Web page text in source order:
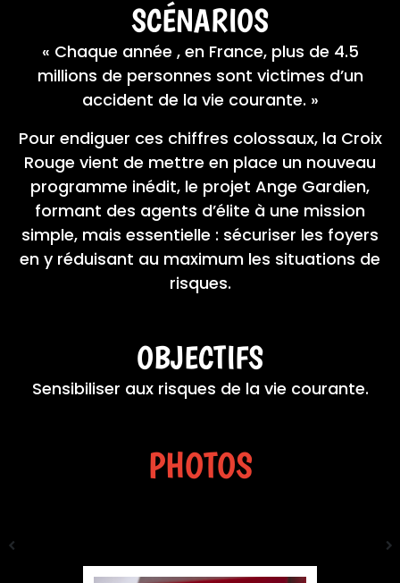
SCÉNARIOS
« Chaque année , en France, plus de 4.5
millions de personnes sont victimes d’un
accident de la vie courante. »
Pour endiguer ces chiffres colossaux, la Croix
Rouge vient de mettre en place un nouveau
programme inédit, le projet Ange Gardien,
formant des agents d’élite à une mission
simple, mais essentielle : sécuriser les foyers
en y réduisant au maximum les situations de
risques.
OBJECTIFS
Sensibiliser aux risques de la vie courante.
PHOTOS